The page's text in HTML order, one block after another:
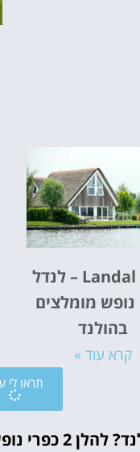
רשת Landal – לנדל
נופש מומלצים
בהולנד
קרא עוד »
תראו לי
מחפשים כפר